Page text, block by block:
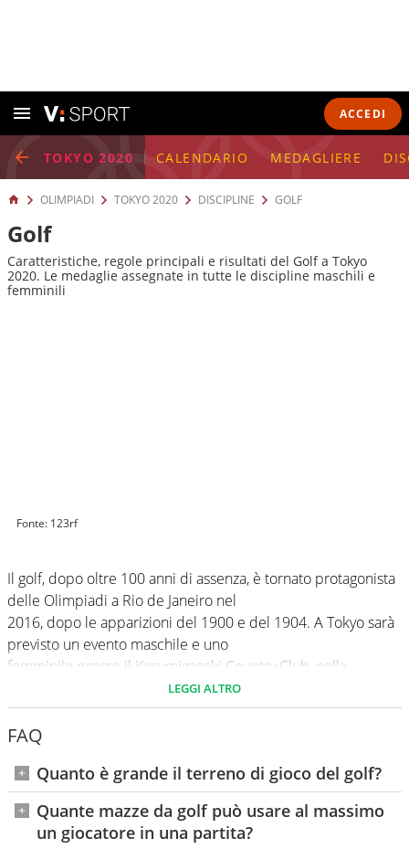
ACCEDI
TOKYO 2020 CALENDARIO MEDAGLIERE
OLIMPIADI TOKYO 2020 DISCIPLINE GOLF
Golf
Caratteristiche, regole principali e risultati del Golf a Tokyo
2020. Le medaglie assegnate in tutte le discipline maschili e
femminili
Fonte: 123rf
Il golf, dopo oltre 100 anni di assenza, è tornato protagonista
delle Olimpiadi a Rio de Janeiro nel
2016, dopo le apparizioni del 1900 e del 1904. A Tokyo sarà
previsto un evento maschile e uno
femminile presso il Kasumigaseki Country Club, nella
prefettura di Saitama. Alle Olimpiadi di Tokyo si assegnano 2
medaglie nel golf: per il singolare maschile e femminile.
Azzurri in gara nel golf
L’Italia partecipa con 4 concorrenti: GuidoMigliozzi ;
FrancescoMolinari; GiuliaMolinaro; LucreziaColombotto
Rosso
LEGGI ALTRO
FAQ
Quanto è grande il terreno di gioco del golf?
Un campo medio di 18 buche ha una lunghezza
complessiva che si aggira tra i 5500 e i 6500 m
Quante mazze da golf può usare al massimo
un giocatore in una partita?